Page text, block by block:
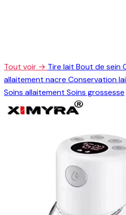
Tout voir → Tire lait Bout de sein
allaitement nacre Conservation
Soins allaitement Soins grossesse